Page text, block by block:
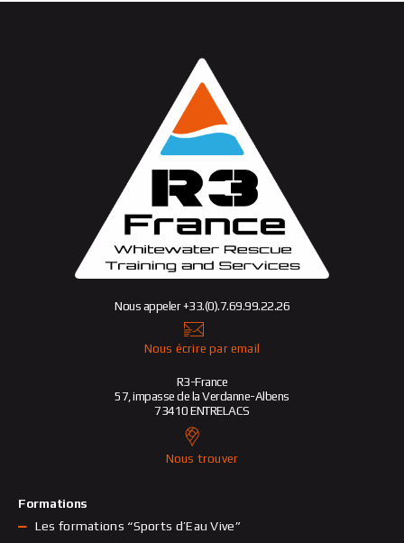
Nous appeler +33.(0).7.69.99.22.26
Nous écrire par email
R3-France
57, impasse de la Verdanne-Albens
73410 ENTRELACS
Nous trouver
Formations
Les formations “Sports d’Eau Vive”